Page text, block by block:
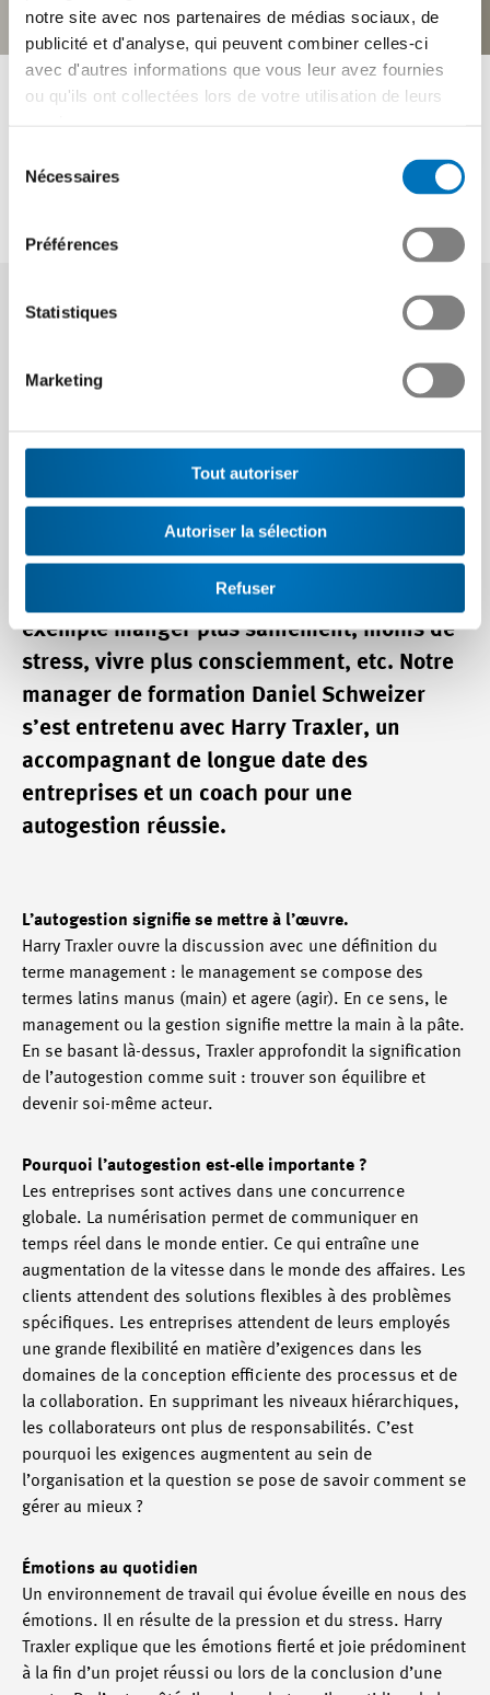
notre site avec nos partenaires de médias sociaux, de
publicité et d'analyse, qui peuvent combiner celles-ci
avec d'autres informations que vous leur avez fournies
ou qu'ils ont collectées lors de votre utilisation de leurs
Nécessaires
Préférences
Statistiques
Marketing
Tout autoriser
Autoriser la sélection
Refuser
Gérer les émotions, le
stress et la pression au
quotidien
Gérer les émotions, le stress et la pression au quotidien
Entretien avec Harry Traxler
Nouvelle année - nouvelles résolutions. Très
souvent, ces résolutions tournent autour de
thèmes de l’autogestion classique, par
exemple manger plus sainement, moins de
stress, vivre plus consciemment, etc. Notre
manager de formation Daniel Schweizer
s’est entretenu avec Harry Traxler, un
accompagnant de longue date des
entreprises et un coach pour une
autogestion réussie.
L’autogestion signifie se mettre à l’œuvre.
Harry Traxler ouvre la discussion avec une définition du
terme management : le management se compose des
termes latins manus (main) et agere (agir). En ce sens, le
management ou la gestion signifie mettre la main à la pâte.
En se basant là-dessus, Traxler approfondit la signification
de l’autogestion comme suit : trouver son équilibre et
devenir soi-même acteur.
Pourquoi l’autogestion est-elle importante ?
Les entreprises sont actives dans une concurrence
globale. La numérisation permet de communiquer en
temps réel dans le monde entier. Ce qui entraîne une
augmentation de la vitesse dans le monde des affaires. Les
clients attendent des solutions flexibles à des problèmes
spécifiques. Les entreprises attendent de leurs employés
une grande flexibilité en matière d’exigences dans les
domaines de la conception efficiente des processus et de
la collaboration. En supprimant les niveaux hiérarchiques,
les collaborateurs ont plus de responsabilités. C’est
pourquoi les exigences augmentent au sein de
l’organisation et la question se pose de savoir comment se
gérer au mieux ?
Émotions au quotidien
Un environnement de travail qui évolue éveille en nous des
émotions. Il en résulte de la pression et du stress. Harry
Traxler explique que les émotions fierté et joie prédominent
à la fin d’un projet réussi ou lors de la conclusion d’une